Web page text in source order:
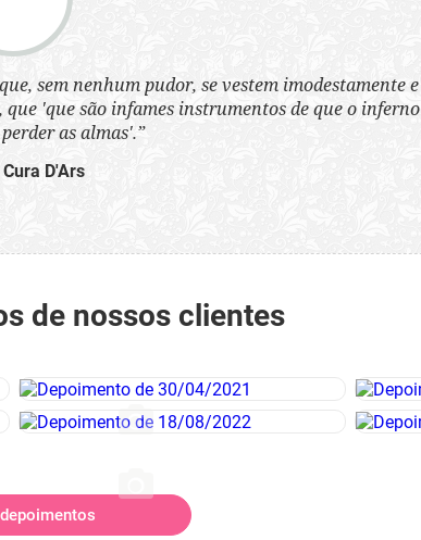
sem nenhum pudor, se vestem imodestamente e
'que são infames instrumentos de que o inferno
as almas'.”
D'Ars
de nossos clientes